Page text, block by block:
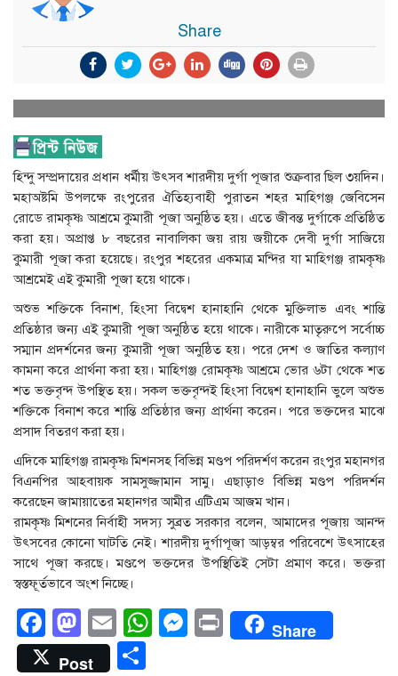
Share
হিন্দু সম্প্রদায়ের প্রধান ধর্মীয় উৎসব শারদীয় দুর্গা পূজার শুক্রবার ছিল ৩য়দিন।
মহাঅষ্টমি উপলক্ষে রংপুরের ঐতিহ্যবাহী পুরাতন শহর মাহিগঞ্জ জেবিসেন
রোডে রামকৃষ্ণ আশ্রমে কুমারী পূজা অনুষ্ঠিত হয়। এতে জীবন্ত দুর্গাকে প্রতিষ্ঠিত
করা হয়। অপ্রাপ্ত ৮ বছরের নাবালিকা জয় রায় জয়ীকে দেবী দুর্গা সাজিয়ে
কুমারী পূজা করা হয়েছে। রংপুর শহরের একমাত্র মন্দির যা মাহিগঞ্জ রামকৃষ্ণ
আশ্রমেই এই কুমারী পূজা হয়ে থাকে।
অশুভ শক্তিকে বিনাশ, হিংসা বিদ্বেশ হানাহানি থেকে মুক্তিলাভ এবং শান্তি
প্রতিষ্ঠার জন্য এই কুমারী পূজা অনুষ্ঠিত হয়ে থাকে। নারীকে মাতৃরুপে সর্বোচ্চ
সম্মান প্রদর্শনের জন্য কুমারী পূজা অনুষ্ঠিত হয়। পরে দেশ ও জাতির কল্যাণ
কামনা করে প্রার্থনা করা হয়। মাহিগঞ্জ রোমকৃষ্ণ আশ্রমে ভোর ৬টা থেকে শত
শত ভক্তবৃন্দ উপস্থিত হয়। সকল ভক্তবৃন্দই হিংসা বিদ্বেশ হানাহানি ভুলে অশুভ
শক্তিকে বিনাশ করে শান্তি প্রতিষ্ঠার জন্য প্রার্থনা করেন। পরে ভক্তদের মাঝে
প্রসাদ বিতরণ করা হয়।
এদিকে মাহিগঞ্জ রামকৃষ্ণ মিশনসহ বিভিন্ন মণ্ডপ পরিদর্শণ করেন রংপুর মহানগর
বিএনপির আহবায়ক সামসুজ্জামান সামু। এছাড়াও বিভিন্ন মণ্ডপ পরিদর্শন
করেছেন জামায়াতের মহানগর আমীর এটিএম আজম খান।
রামকৃষ্ণ মিশনের নির্বাহী সদস্য সুব্রত সরকার বলেন, আমাদের পূজায় আনন্দ
উৎসবের কোনো ঘাটতি নেই। শারদীয় দুর্গাপূজা আড়ম্বর পরিবেশে উৎসাহের
সাথে পূজা করছে। মণ্ডপে ভক্তদের উপস্থিতিই সেটা প্রমাণ করে। ভক্তরা
স্বস্তফূর্তভাবে অংশ নিচ্ছে।
Facebook
Mastodon
EmailWhatsApp
Messenger
PrintShare
Post